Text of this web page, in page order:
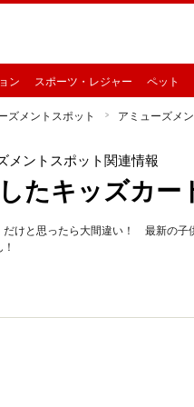
ン スポーツ・レジャー ペット
ズメントスポット アミューズメ
メントスポット関連情報
たキッズカー
けと思ったら大間違い！ 最新の子